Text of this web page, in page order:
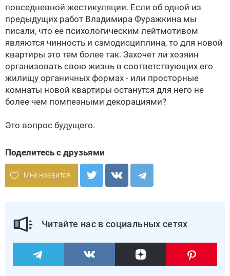
повседневной жестикуляции. Если об одной из
предыдущих работ Владимира Фуражкина мы
писали, что ее психологическим лейтмотивом
являются чинность и самодисциплина, то для новой
квартиры это тем более так. Захочет ли хозяин
организовать свою жизнь в соответствующих его
жилищу органичных формах - или просторные
комнаты новой квартиры останутся для него не
более чем помпезными декорациями?
Это вопрос будущего.
Поделитесь с друзьями
Мне нравится
Читайте нас в социальных сетях